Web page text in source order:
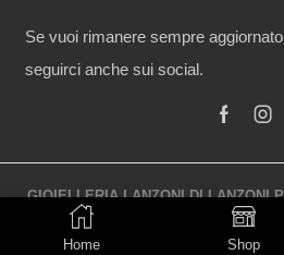
Se vuoi rimanere sempre
seguirci anche sui social.
GIOIELLERIA LANZONI DI LANZONI
© Copyright
Home Shop